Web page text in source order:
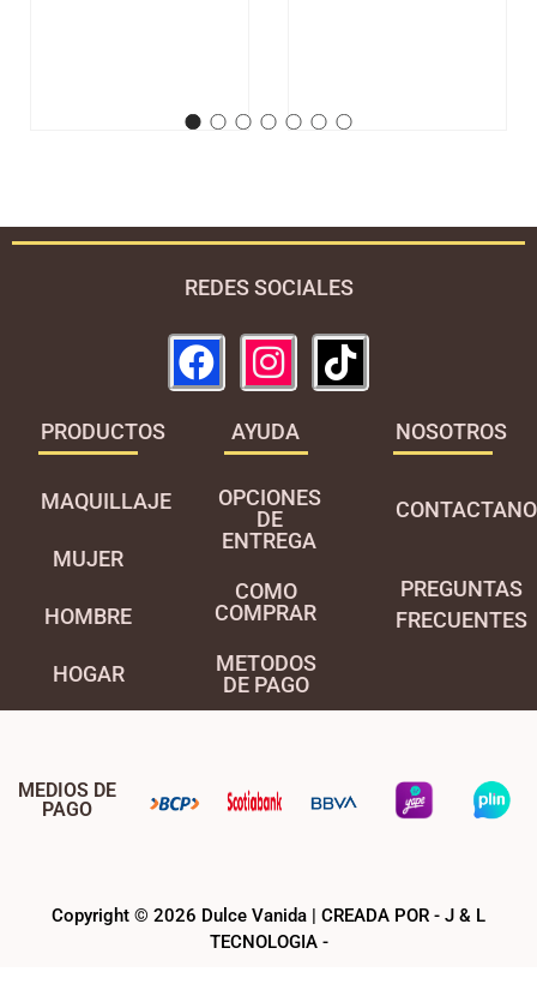
REDES SOCIALES
PRODUCTOS
MAQUILLAJE
MUJER
HOMBRE
HOGAR
AYUDA
OPCIONES
DE
ENTREGA
COMO
COMPRAR
METODOS
DE PAGO
NOSOTROS
PREGUNTAS
FRECUENTES
MEDIOS DE
PAGO
Copyright © 2026 Dulce Vanida | CREADA POR - J & L
TECNOLOGIA -